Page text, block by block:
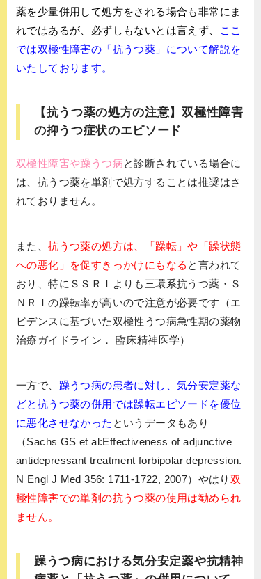
薬を少量併用して処方をされる場合も非常にま
れではあるが、必ずしもないとは言えず、
ここ
では双極性障害の「抗うつ薬」について解説を
いたしております。
【抗うつ薬の処方の注意】双極性障害
の抑うつ症状のエピソード
双極性障害や躁うつ病と診断されている場合に
は、抗うつ薬を単剤で処方することは推奨はさ
れておりません。
また、抗うつ薬の処方は、「躁転」や「躁状態
への悪化」を促すきっかけにもなる と言われて
おり、特にＳＳＲＩよりも三環系抗うつ薬・Ｓ
ＮＲＩの躁転率が高いので注意が必要です（エ
ビデンスに基づいた双極性うつ病急性期の薬物
治療ガイドライン． 臨床精神医学）
一方で、 躁うつ病の患者に対し、気分安定薬な
どと抗うつ薬の併用では躁転エピソードを優位
に悪化させなかった というデータもあり
（Sachs GS et al:Effectiveness of adjunctive
antidepressant treatment forbipolar depression.
N Engl J Med 356: 1711-1722, 2007）やはり 双
極性障害での単剤の抗うつ薬の使用は勧められ
ません。
躁うつ病における気分安定薬や抗精神